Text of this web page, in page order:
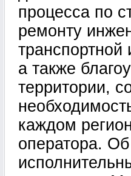
процесса по
ремонту
транспортной
а также
территории,
каждом
оператора.